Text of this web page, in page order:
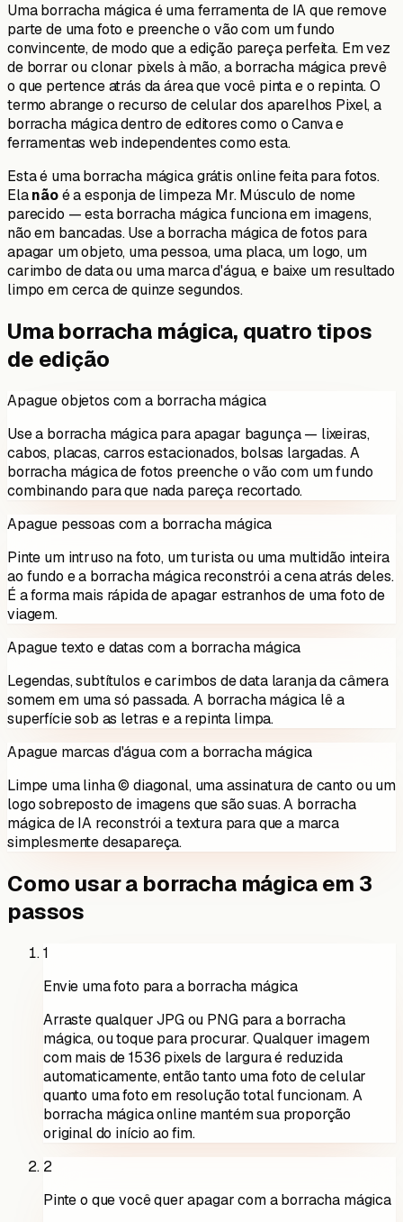
Uma borracha mágica é uma ferramenta de IA que remove
parte de uma foto e preenche o vão com um fundo
convincente, de modo que a edição pareça perfeita. Em vez
de borrar ou clonar pixels à mão, a borracha mágica prevê
o que pertence atrás da área que você pinta e o repinta. O
termo abrange o recurso de celular dos aparelhos Pixel, a
borracha mágica dentro de editores como o Canva e
ferramentas web independentes como esta.
Esta é uma borracha mágica grátis online feita para fotos.
Elanãoé a esponja de limpeza Mr. Músculo de nome
parecido — esta borracha mágica funciona em imagens,
não em bancadas. Use a borracha mágica de fotos para
apagar um objeto, uma pessoa, uma placa, um logo, um
carimbo de data ou uma marca d'água, e baixe um resultado
limpo em cerca de quinze segundos.
Uma borracha mágica, quatro tipos
de edição
Apague objetos com a borracha mágica
Use a borracha mágica para apagar bagunça — lixeiras,
cabos, placas, carros estacionados, bolsas largadas. A
borracha mágica de fotos preenche o vão com um fundo
combinando para que nada pareça recortado.
Apague pessoas com a borracha mágica
Pinte um intruso na foto, um turista ou uma multidão inteira
ao fundo e a borracha mágica reconstrói a cena atrás deles.
É a forma mais rápida de apagar estranhos de uma foto de
viagem.
Apague texto e datas com a borracha mágica
Legendas, subtítulos e carimbos de data laranja da câmera
somem em uma só passada. A borracha mágica lê a
superfície sob as letras e a repinta limpa.
Apague marcas d'água com a borracha mágica
Limpe uma linha © diagonal, uma assinatura de canto ou um
logo sobreposto de imagens que são suas. A borracha
mágica de IA reconstrói a textura para que a marca
simplesmente desapareça.
Como usar a borracha mágica em 3
passos
1
Envie uma foto para a borracha mágica
Arraste qualquer JPG ou PNG para a borracha
mágica, ou toque para procurar. Qualquer imagem
com mais de 1536 pixels de largura é reduzida
automaticamente, então tanto uma foto de celular
quanto uma foto em resolução total funcionam. A
borracha mágica online mantém sua proporção
original do início ao fim.
2
Pinte o que você quer apagar com a borracha mágica